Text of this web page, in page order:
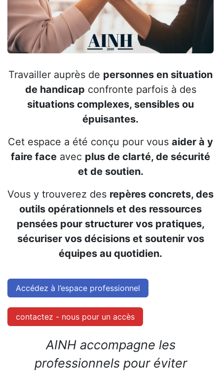
Travailler auprès de personnes en situation
de handicap confronte parfois à des
situations complexes, sensibles ou
épuisantes.
Cet espace a été conçu pour vous aider à y
faire face avec plus de clarté, de sécurité
et de soutien.
Vous y trouverez des repères concrets, des
outils opérationnels et des ressources
pensées pour structurer vos pratiques,
sécuriser vos décisions et soutenir vos
équipes au quotidien.
Accédez à l’es​​pace professionnel
contactez - nous​​ pour un accès
AINH accompagne les
professionnels pour éviter